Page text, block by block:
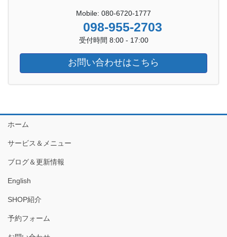
Mobile: 080-6720-1777
098-955-2703
受付時間 8:00 - 17:00
お問い合わせはこちら
ホーム
サービス＆メニュー
ブログ＆更新情報
English
SHOP紹介
予約フォーム